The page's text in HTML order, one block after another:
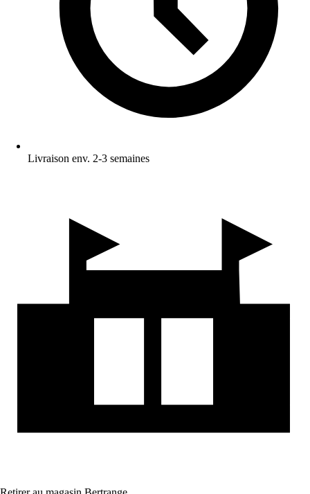
Livraison env. 2-3 semaines